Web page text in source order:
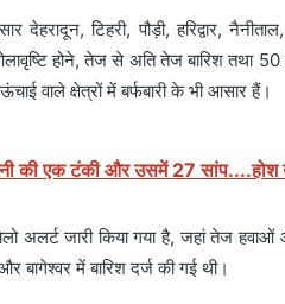
देहरादून, टिहरी, पौड़ी, हरिद्वार,
होने, तेज से अति तेज बारिश तथा 50
वाले क्षेत्रों में बर्फबारी के भी आसार हैं।
की एक टंकी और उसमें 27 सांप....होश
अलर्ट जारी किया गया है, जहां तेज हवाओं
बागेश्वर में बारिश दर्ज की गई थी।